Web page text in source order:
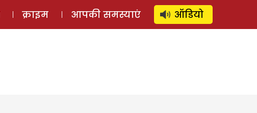
ऑडियो स्टोरी लॉग इन ⚲ SUBSCRIBE
क्राइम आपकी समस्याएं ऑडियो